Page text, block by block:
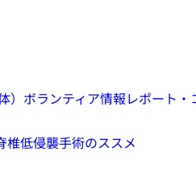
ボランティア情報レポート・
椎低侵襲手術のススメ